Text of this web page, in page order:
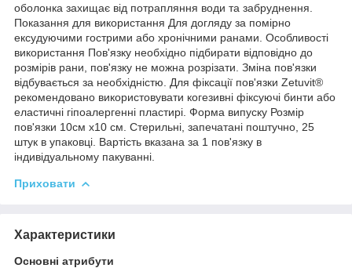
оболонка захищає від потрапляння води та забруднення.
Показання для використання Для догляду за помірно
ексудуючими гострими або хронічними ранами. Особливості
використання Пов'язку необхідно підбирати відповідно до
розмірів рани, пов'язку не можна розрізати. Зміна пов'язки
відбувається за необхідністю. Для фіксації пов'язки Zetuvit®
рекомендовано використовувати когезивні фіксуючі бинти або
еластичні гіпоалергенні пластирі. Форма випуску Розмір
пов'язки 10см х10 см. Стерильні, запечатані поштучно, 25
штук в упаковці. Вартість вказана за 1 пов'язку в
індивідуальному пакуванні.
Приховати
Характеристики
Основні атрибути